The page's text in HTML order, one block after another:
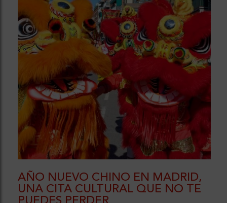
AÑO NUEVO CHINO EN MADRID,
UNA CITA CULTURAL QUE NO TE